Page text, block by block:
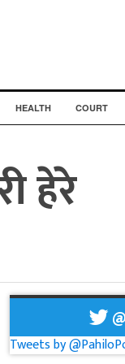
HEALTH COURT
हेरे
Tweets by